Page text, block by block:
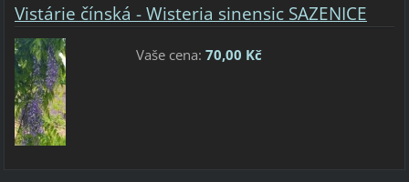
Vistárie čínská - Wisteria sinensic SAZENICE
Vaše cena: 70,00 Kč